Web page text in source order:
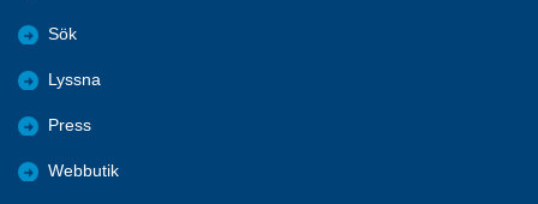
Sök
Lyssna
Press
Webbutik